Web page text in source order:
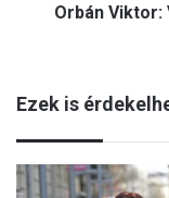
a
v
e
é
l
Orbán Viktor:
Ezek is